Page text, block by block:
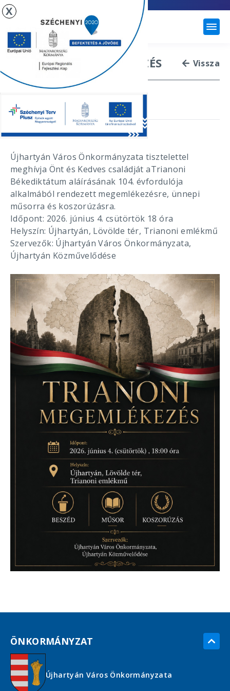
ÚJHARTYÁN
TRIANONI MEGEMLÉKEZÉS Vissza
2026. június 4.
Újhartyán Város Önkormányzata tisztelettel
meghívja Önt és Kedves családját aTrianoni
Békediktátum aláírásának 104. évfordulója
alkalmából rendezett megemlékezésre, ünnepi
műsorra és koszorúzásra.
Időpont: 2026. június 4. csütörtök 18 óra
Helyszín: Újhartyán, Lövölde tér, Trianoni emlékmű
Szervezők: Újhartyán Város Önkormányzata,
Újhartyán Közművelődése
ÖNKORMÁNYZAT
Újhartyán Város Önkormányzata
X